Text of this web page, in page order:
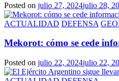
Posted on julio 27, 2024julio 28,
ACTUALIDAD DEFENSA
Mekorot: cómo se cede
Posted on julio 22, 2024julio 22,